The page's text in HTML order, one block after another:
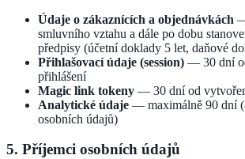
Údaje o zákaznících a objednávkách
smluvního vztahu a dále po dobu
předpisy (účetní doklady 5 let, daňové
Přihlašovací údaje (session) — 30 dní
přihlášení
Magic link tokeny — 30 dní od
Analytické údaje — maximálně 90 dní
osobních údajů)
5. Příjemci osobních údajů